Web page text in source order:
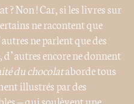
? Non ! Car, si les livres sur
ne racontent que
ne parlent que des
encore ne donnent
du chocolataborde tous
illustrés par des
– qui soulèvent une